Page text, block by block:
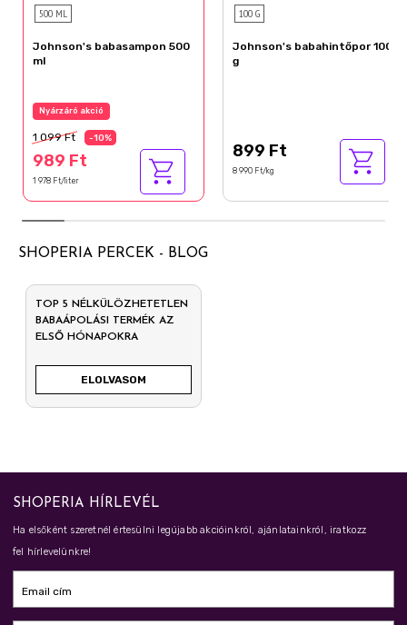
500 ML
Johnson's babasampon 500
ml
Nyárzáró akció
1 099 Ft -10%
989 Ft
1 978 Ft/liter
100 G
Johnson's babahintőpor 100
g
899 Ft
8 990 Ft/kg
SHOPERIA PERCEK - BLOG
TOP 5 NÉLKÜLÖZHETETLEN
BABAÁPOLÁSI TERMÉK AZ
ELSŐ HÓNAPOKRA
ELOLVASOM
SHOPERIA HÍRLEVÉL
Ha elsőként szeretnél értesülni legújabb akcióinkról, ajánlatainkról, iratkozz
fel hírlevelünkre!
Email cím